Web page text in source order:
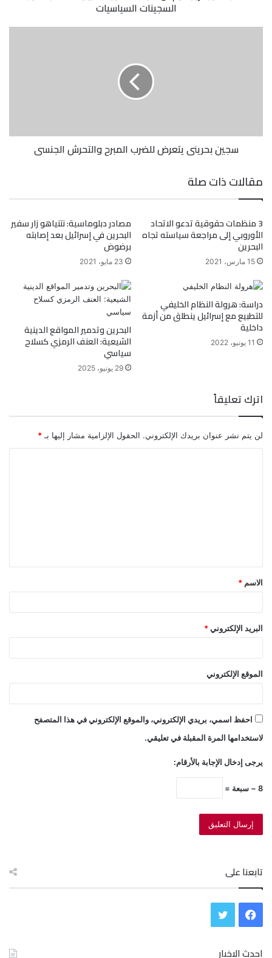
السجينات السياسيات
سجين بحريني يتعرض للضرب المبرح والتحرش الجنسي
مقالات ذات صلة
3 منظمات حقوقية تدعو الاتحاد
الأوروبي إلى مراجعة سياسته تجاه
البحرين
15 مارس، 2021
مصادر دبلوماسية: نتنياهو زار سفير
البحرين في إسرائيل بعد إصابته
برضوض
23 مايو، 2021
دراسة: هرولة النظام الخليفي
للتطبيع مع إسرائيل ينطلق من أزمة
داخلية
11 يونيو، 2022
البحرين وتدمير المواقع الدينية
الشيعية: العنف الرمزي كسلاح
سياسي
29 يونيو، 2025
اترك تعليقاً
لن يتم نشر عنوان بريدك الإلكتروني. الحقول الإلزامية مشار إليها بـ *
ق
*
الاسم *
البريد الإلكتروني *
الموقع الإلكتروني
احفظ اسمي، بريدي الإلكتروني، والموقع الإلكتروني في هذا المتصفح
لاستخدامها المرة المقبلة في تعليقي.
يرجى إدخال الإجابة بالأرقام:
8 − سبعة =
تابعنا على
احدث الاخبار